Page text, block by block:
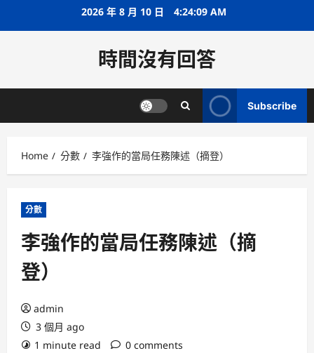
2026 年 8 月 10 日 4:24:10 AM
時間沒有回答
Subscribe
Home 分數 李強作的當局任務陳述（摘登）
分數
李強作的當局任務陳述（摘
登）
admin
3 個月 ago
1 minute read
0 comments